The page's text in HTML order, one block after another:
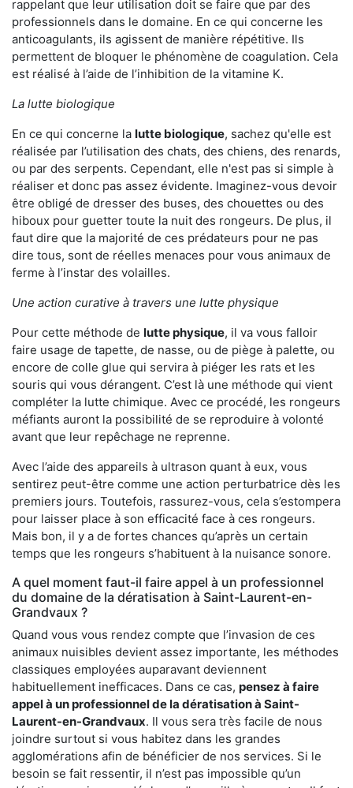
rappelant que leur utilisation doit se faire que par des
professionnels dans le domaine. En ce qui concerne les
anticoagulants, ils agissent de manière répétitive. Ils
permettent de bloquer le phénomène de coagulation. Cela
est réalisé à l’aide de l’inhibition de la vitamine K.
La lutte biologique
En ce qui concerne la lutte biologique, sachez qu'elle est
réalisée par l’utilisation des chats, des chiens, des renards,
ou par des serpents. Cependant, elle n'est pas si simple à
réaliser et donc pas assez évidente. Imaginez-vous devoir
être obligé de dresser des buses, des chouettes ou des
hiboux pour guetter toute la nuit des rongeurs. De plus, il
faut dire que la majorité de ces prédateurs pour ne pas
dire tous, sont de réelles menaces pour vous animaux de
ferme à l’instar des volailles.
Une action curative à travers une lutte physique
Pour cette méthode de lutte physique, il va vous falloir
faire usage de tapette, de nasse, ou de piège à palette, ou
encore de colle glue qui servira à piéger les rats et les
souris qui vous dérangent. C’est là une méthode qui vient
compléter la lutte chimique. Avec ce procédé, les rongeurs
méfiants auront la possibilité de se reproduire à volonté
avant que leur repêchage ne reprenne.
Avec l’aide des appareils à ultrason quant à eux, vous
sentirez peut-être comme une action perturbatrice dès les
premiers jours. Toutefois, rassurez-vous, cela s’estompera
pour laisser place à son efficacité face à ces rongeurs.
Mais bon, il y a de fortes chances qu’après un certain
temps que les rongeurs s’habituent à la nuisance sonore.
A quel moment faut-il faire appel à un professionnel
du domaine de la dératisation à Saint-Laurent-en-
Grandvaux ?
Quand vous vous rendez compte que l’invasion de ces
animaux nuisibles devient assez importante, les méthodes
classiques employées auparavant deviennent
habituellement inefficaces. Dans ce cas, pensez à faire
appel à un professionnel de la dératisation à Saint-
Laurent-en-Grandvaux. Il vous sera très facile de nous
joindre surtout si vous habitez dans les grandes
agglomérations afin de bénéficier de nos services. Si le
besoin se fait ressentir, il n’est pas impossible qu’un